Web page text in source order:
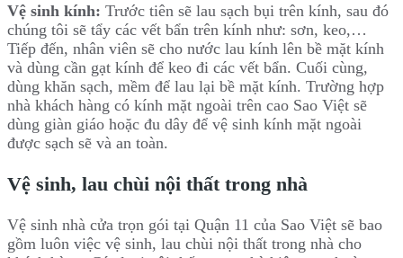
Vệ sinh kính: Trước tiên sẽ lau sạch bụi trên kính, sau đó
chúng tôi sẽ tẩy các vết bẩn trên kính như: sơn, keo,…
Tiếp đến, nhân viên sẽ cho nước lau kính lên bề mặt kính
và dùng cần gạt kính để keo đi các vết bẩn. Cuối cùng,
dùng khăn sạch, mềm để lau lại bề mặt kính. Trường hợp
nhà khách hàng có kính mặt ngoài trên cao Sao Việt sẽ
dùng giàn giáo hoặc đu dây để vệ sinh kính mặt ngoài
được sạch sẽ và an toàn.
Vệ sinh, lau chùi nội thất trong nhà
Vệ sinh nhà cửa trọn gói tại Quận 11 của Sao Việt sẽ bao
gồm luôn việc vệ sinh, lau chùi nội thất trong nhà cho